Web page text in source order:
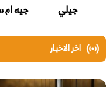
جيلي جيه
اخر الاخبار